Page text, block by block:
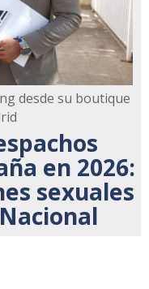
desde su boutique
en 2026:
sexuales